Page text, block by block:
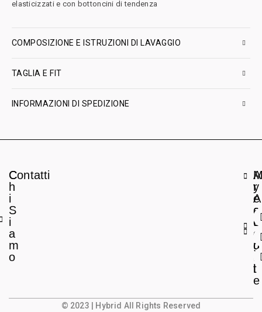
elasticizzati e con bottoncini di tendenza
COMPOSIZIONE E ISTRUZIONI DI LAVAGGIO
TAGLIA E FIT
INFORMAZIONI DI SPEDIZIONE
C
h
i
S
i
a
m
o
Contatti
A
r
e
a
L
e
g
l
e
y
A
c
c
o
u
t
© 2023 | Hybrid All Rights Reserved